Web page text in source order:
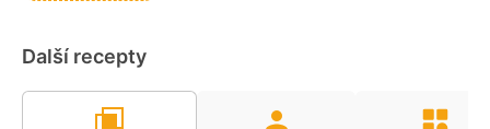
Další recepty